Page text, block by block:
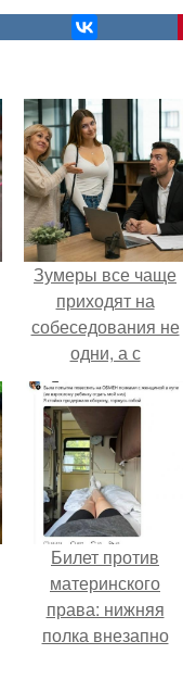
Зумеры все чаще
приходят на
собеседования не
одни, а с
родителями,
жалуются эйчары.
Билет против
материнского
права: нижняя
полка внезапно